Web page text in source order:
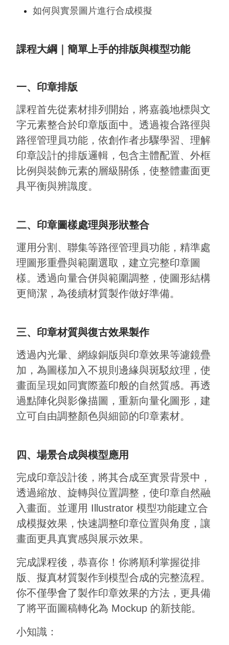
如何與實景圖片進行合成模擬
課程大綱｜簡單上手的排版與模型功能
一、印章排版
課程首先從素材排列開始，將嘉義地標與文
字元素整合於印章版面中。透過複合路徑與
路徑管理員功能，依創作者步驟學習、理解
印章設計的排版邏輯，包含主體配置、外框
比例與裝飾元素的層級關係，使整體畫面更
具平衡與辨識度。
二、印章圖樣處理與形狀整合
運用分割、聯集等路徑管理員功能，精準處
理圖形重疊與範圍選取，建立完整印章圖
樣。透過向量合併與範圍調整，使圖形結構
更簡潔，為後續材質製作做好準備。
三、印章材質與復古效果製作
透過內光暈、網線銅版與印章效果等濾鏡疊
加，為圖樣加入不規則邊緣與斑駁紋理，使
畫面呈現如同實際蓋印般的自然質感。再透
過點陣化與影像描圖，重新向量化圖形，建
立可自由調整顏色與細節的印章素材。
四、場景合成與模型應用
完成印章設計後，將其合成至實景背景中，
透過縮放、旋轉與位置調整，使印章自然融
入畫面。並運用 Illustrator 模型功能建立合
成模擬效果，快速調整印章位置與角度，讓
畫面更具真實感與展示效果。
完成課程後，恭喜你！你將順利掌握從排
版、擬真材質製作到模型合成的完整流程。
你不僅學會了製作印章效果的方法，更具備
了將平面圖稿轉化為 Mockup 的新技能。
小知識：